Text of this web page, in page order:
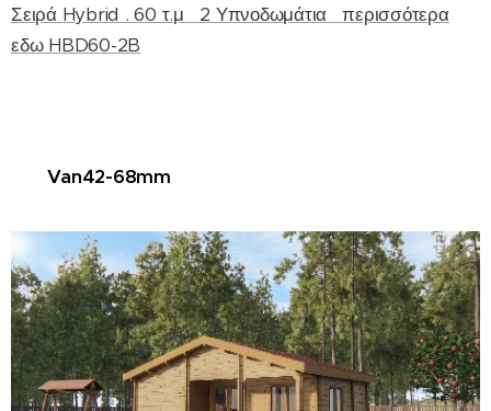
Σειρά Hybrid . 60 τ.μ 2 Υπνοδωμάτια περισσότερα
εδω HBD60-2B
Van42-68mm